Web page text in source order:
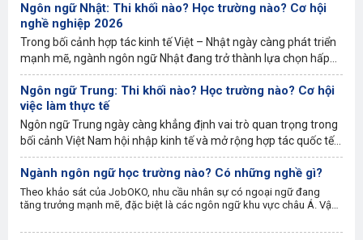
Ngôn ngữ Nhật: Thi khối nào? Học trường nào? Cơ hội
nghề nghiệp 2026
Trong bối cảnh hợp tác kinh tế Việt – Nhật ngày càng phát triển
mạnh mẽ, ngành ngôn ngữ Nhật đang trở thành lựa chọn hấp
dẫn với nhiều cơ hội việc làm và mức thu nhập cạnh tranh. Vậy
cụ thể những ngành nghề mà người học ngôn ngữ Nhật có thể
hướng tới là gì? Có dễ xin việc không? Hãy cùng JobOKO tìm
hiểu qua bài viết dưới đây.
Ngôn ngữ Trung: Thi khối nào? Học trường nào? Cơ hội
việc làm thực tế
Ngôn ngữ Trung ngày càng khẳng định vai trò quan trọng trong
bối cảnh Việt Nam hội nhập kinh tế và mở rộng hợp tác quốc tế
với Trung Quốc. Không chỉ là một ngoại ngữ phổ biến, tiếng
Trung còn mở ra nhiều cơ hội việc làm hấp dẫn trong các lĩnh
vực như xuất nhập khẩu, logistics, kinh doanh, du lịch và giáo
dục. Vậy làm sao để thi vào ngành ngôn ngữ Trung? Cơ hội việc
Ngành ngôn ngữ học trường nào? Có những nghề gì?
Theo khảo sát của JobOKO, nhu cầu nhân sự có ngoại ngữ đang
tăng trưởng mạnh mẽ, đặc biệt là các ngôn ngữ khu vực châu Á. Vậy
việc nhất hiện nay? Hãy cùng tìm hiểu qua bài viết dưới đây.